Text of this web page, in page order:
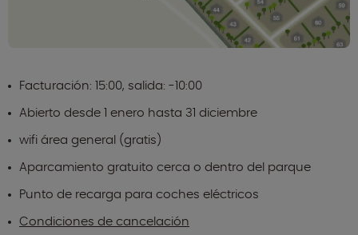
Facturación: 15:00, salida: -10:00
Abierto desde 1 enero hasta 31 diciembre
wifi área general (gratis)
Aparcamiento gratuito cerca o dentro del parque
Punto de recarga para coches eléctricos
Condiciones de cancelación